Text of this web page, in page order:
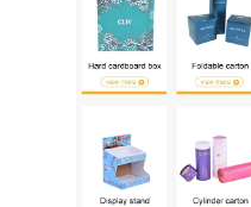
Pacchetto rosso